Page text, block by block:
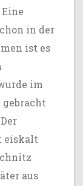
in der
ist es
im
gebracht
eiskalt
aus